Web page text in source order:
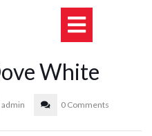
White
admin 0 Comments